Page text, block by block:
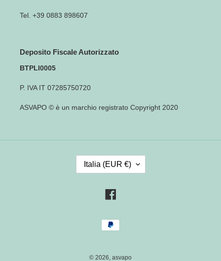
Tel. +39 0883 898607
Deposito Fiscale Autorizzato
BTPLI0005
P. IVA IT 07285750720
ASVAPO © è un marchio registrato Copyright 2020
Italia (EUR €)
Metodi
di
© 2026, asvapo